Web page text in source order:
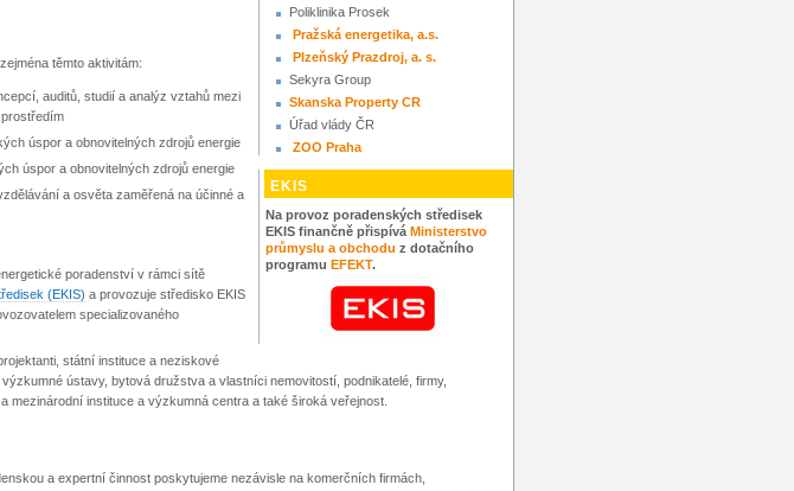
Poliklinika Prosek
Pražská energetika, a.s.
Plzeňský Prazdroj, a. s.
Sekyra Group
Skanska Property CR
Úřad vlády ČR
ZOO Praha
EKIS
Na provoz poradenských středisek
EKIS finančně přispívá Ministerstvo
průmyslu a obchodu z dotačního
programu EFEKT.
těmto aktivitám:
auditů, studií a analýz vztahů mezi
úspor a obnovitelných zdrojů energie
úspor a obnovitelných zdrojů energie
a osvěta zaměřená na účinné a
poradenství v rámci sítě
(EKIS) a provozuje středisko EKIS
specializovaného
státní instituce a neziskové
ústavy, bytová družstva a vlastníci nemovitostí, podnikatelé, firmy,
mezinárodní instituce a výzkumná centra a také široká veřejnost.
a expertní činnost poskytujeme nezávisle na komerčních firmách,